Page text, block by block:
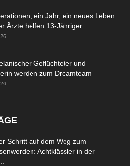
ein Jahr, ein neues Leben:
Ärzte helfen 13-Jähriger...
Geflüchteter und
werden zum Dreamteam
Schritt auf dem Weg zum
Achtklässler in der